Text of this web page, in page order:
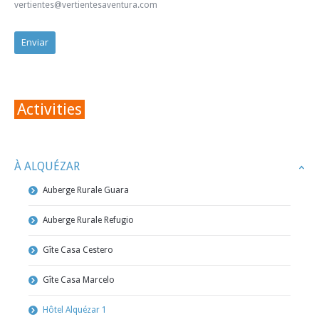
vertientes@vertientesaventura.com
Activities
À ALQUÉZAR
Auberge Rurale Guara
Auberge Rurale Refugio
Gîte Casa Cestero
Gîte Casa Marcelo
Hôtel Alquézar 1